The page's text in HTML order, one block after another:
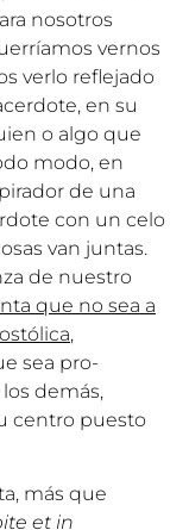
nosotros
vernos
verlo reflejado
en su
o algo que
modo, en
de una
con un celo
van juntas.
de nuestro
que no sea a
,
sea pro-
demás,
centro puesto
más que
et in